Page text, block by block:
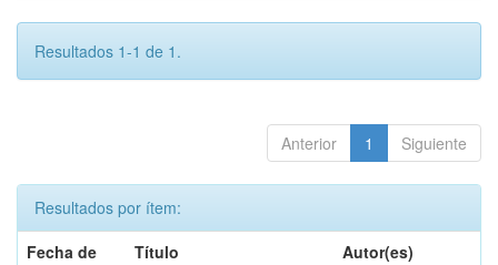
Resultados 1-1 de 1.
Anterior 1 Siguiente
Resultados por ítem:
Fecha de
Título Autor(es)